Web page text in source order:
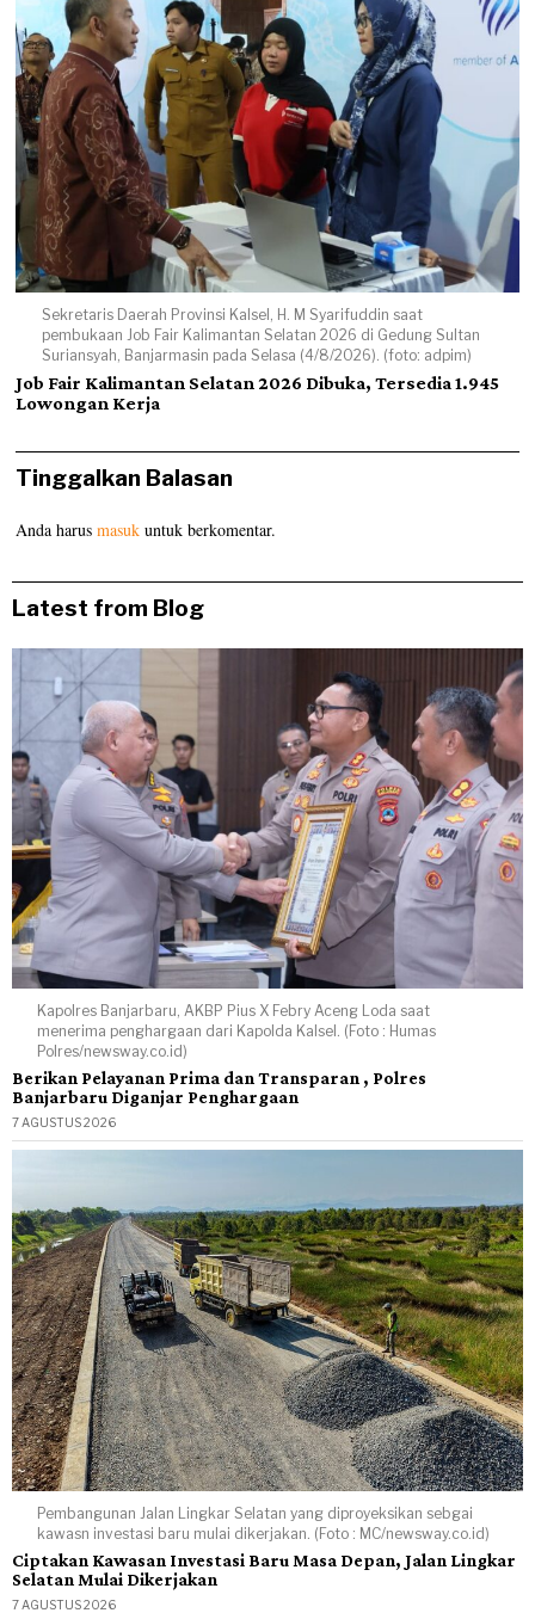
Sekretaris Daerah Provinsi Kalsel, H. M Syarifuddin saat
pembukaan Job Fair Kalimantan Selatan 2026 di Gedung Sultan
Suriansyah, Banjarmasin pada Selasa (4/8/2026). (foto: adpim)
Job Fair Kalimantan Selatan 2026 Dibuka, Tersedia 1.945
Lowongan Kerja
Tinggalkan Balasan
Anda harusmasuk untuk berkomentar.
Latest from Blog
Kapolres Banjarbaru, AKBP Pius X Febry Aceng Loda saat
menerima penghargaan dari Kapolda Kalsel. (Foto : Humas
Polres/newsway.co.id)
Berikan Pelayanan Prima dan Transparan , Polres
Banjarbaru Diganjar Penghargaan
7 AGUSTUS 2026
Pembangunan Jalan Lingkar Selatan yang diproyeksikan sebgai
kawasn investasi baru mulai dikerjakan. (Foto : MC/newsway.co.id)
Ciptakan Kawasan Investasi Baru Masa Depan, Jalan Lingkar
Selatan Mulai Dikerjakan
7 AGUSTUS 2026